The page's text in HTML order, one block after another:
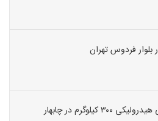
بلوار فردوس تهران
کیلوگرم در چابهار